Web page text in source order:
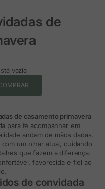
de
vazia
de casamento primavera
para te acompanhar em
andam de mãos dadas.
um olhar atual, cuidando
que fazem a diferença.
favorecida e fiel ao
de convidada